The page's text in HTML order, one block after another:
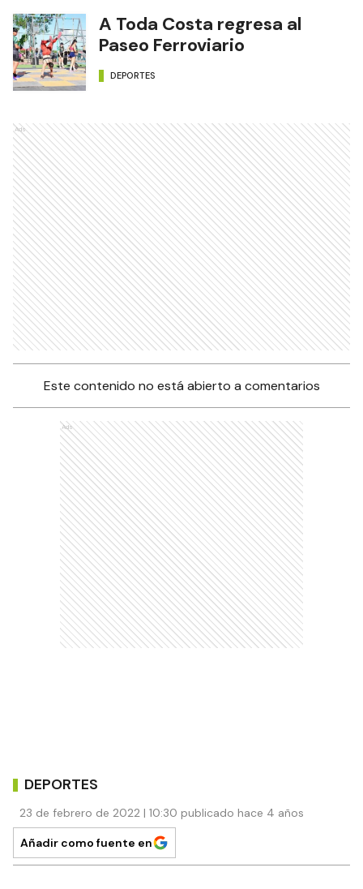
A Toda Costa regresa al
Paseo Ferroviario
DEPORTES
Ads
Este contenido no está abierto a comentarios
Ads
DEPORTES
23 de febrero de 2022 | 10:30 publicado hace 4 años
Añadir como fuente en